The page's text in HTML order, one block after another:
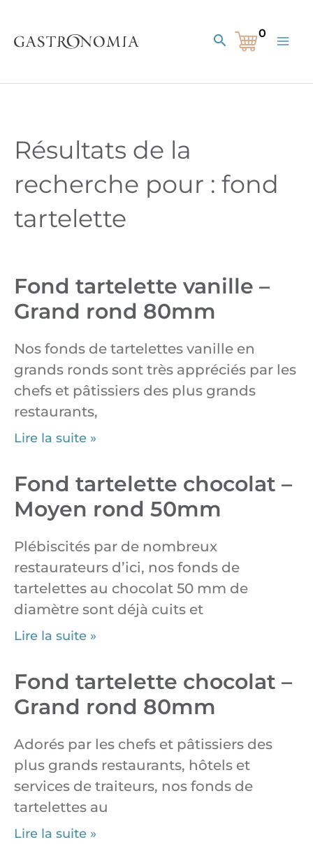
contenu
Rechercher
Résultats de la
recherche pour : fond
tartelette
Fond tartelette vanille –
Grand rond 80mm
Nos fonds de tartelettes vanille en
grands ronds sont très appréciés par les
chefs et pâtissiers des plus grands
restaurants,
Lire la suite »
Fond tartelette chocolat –
Moyen rond 50mm
Plébiscités par de nombreux
restaurateurs d’ici, nos fonds de
tartelettes au chocolat 50 mm de
diamètre sont déjà cuits et
Lire la suite »
Fond tartelette chocolat –
Grand rond 80mm
Adorés par les chefs et pâtissiers des
plus grands restaurants, hôtels et
services de traiteurs, nos fonds de
tartelettes au
Lire la suite »
PagePagePage